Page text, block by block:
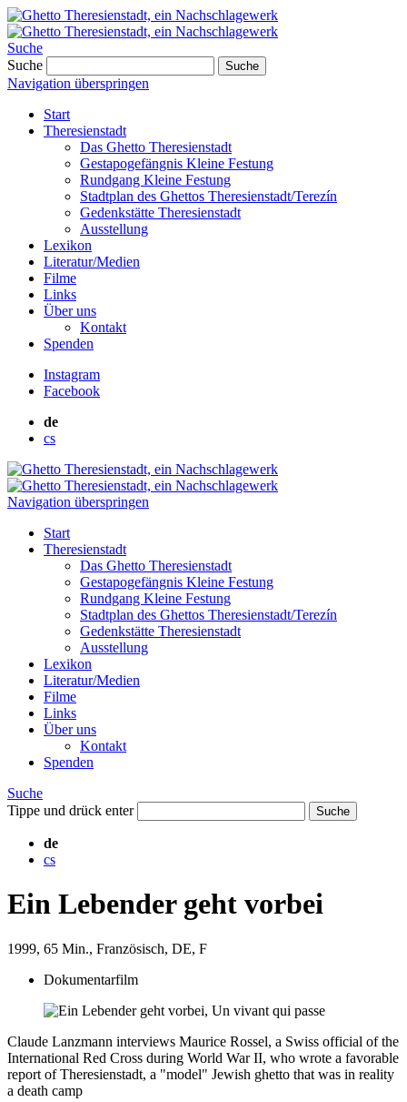
Suche
Suche
Suche
Navigation überspringen
Start
Theresienstadt
Das Ghetto Theresienstadt
Gestapogefängnis Kleine Festung
Rundgang Kleine Festung
Stadtplan des Ghettos Theresienstadt/Terezín
Gedenkstätte Theresienstadt
Ausstellung
Lexikon
Literatur/Medien
Filme
Links
Über uns
Kontakt
Spenden
Instagram
Facebook
de
cs
Navigation überspringen
Start
Theresienstadt
Das Ghetto Theresienstadt
Gestapogefängnis Kleine Festung
Rundgang Kleine Festung
Stadtplan des Ghettos Theresienstadt/Terezín
Gedenkstätte Theresienstadt
Ausstellung
Lexikon
Literatur/Medien
Filme
Links
Über uns
Kontakt
Spenden
Suche
Tippe und drück enter
Suche
de
cs
Ein Lebender geht vorbei
1999, 65 Min., Französisch, DE, F
Dokumentarfilm
Claude Lanzmann interviews Maurice Rossel, a Swiss official of the
International Red Cross during World War II, who wrote a favorable
report of Theresienstadt, a "model" Jewish ghetto that was in reality
a death camp